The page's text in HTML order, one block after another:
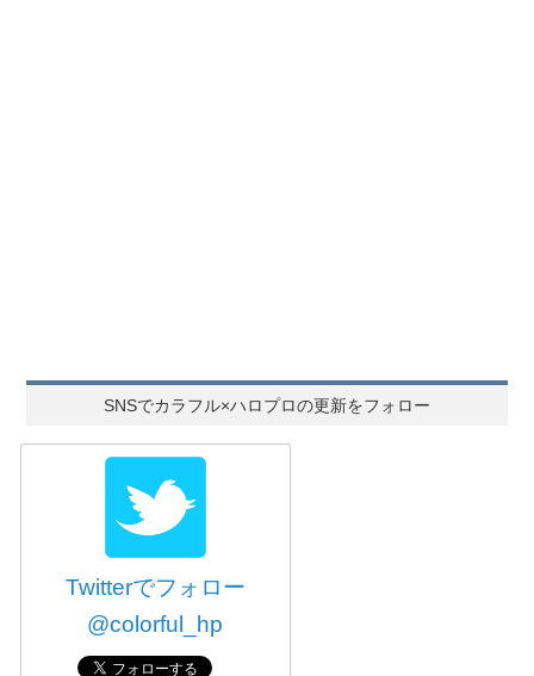
SNSでカラフル×ハロプロの更新をフォロー
Twitterでフォロー
@colorful_hp